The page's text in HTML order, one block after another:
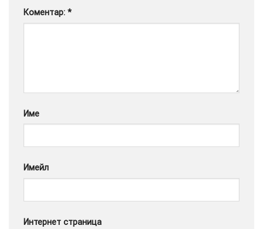
Коментар: *
Име
Имейл
Интернет страница
УСЛУГИ ОПЦИИ